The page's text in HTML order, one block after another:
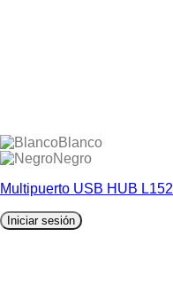
Blanco
Negro
Multipuerto USB HUB L152
Iniciar sesión